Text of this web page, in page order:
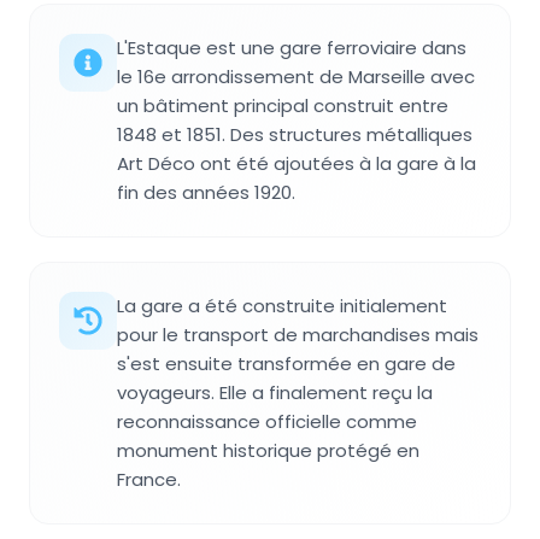
L'Estaque est une gare ferroviaire dans
le 16e arrondissement de Marseille avec
un bâtiment principal construit entre
1848 et 1851. Des structures métalliques
Art Déco ont été ajoutées à la gare à la
fin des années 1920.
La gare a été construite initialement
pour le transport de marchandises mais
s'est ensuite transformée en gare de
voyageurs. Elle a finalement reçu la
reconnaissance officielle comme
monument historique protégé en
France.